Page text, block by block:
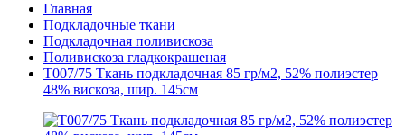
Главная
Подкладочные ткани
Подкладочная поливискоза
Поливискоза гладкокрашеная
T007/75 Ткань подкладочная 85 гр/м2, 52% полиэстер
48% вискоза, шир. 145см